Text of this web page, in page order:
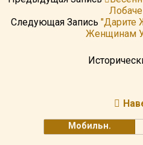
Следующая Запись "Дарите
Женщинам
Мобильн.